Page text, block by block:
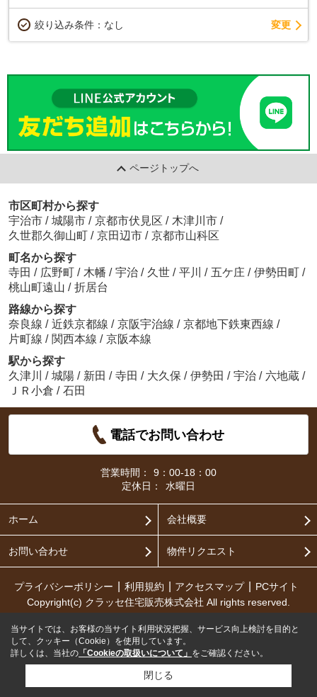
絞り込み条件： なし 変更
ページトップへ
市区町村から探す
宇治市 / 城陽市 / 京都市伏見区 / 木津川市 /
久世郡久御山町 / 京田辺市 / 京都市山科区
町名から探す
寺田 / 広野町 / 木幡 / 宇治 / 久世 / 平川 / 五ケ庄 / 伊勢田町 /
桃山町遠山 / 折居台
路線から探す
奈良線 / 近鉄京都線 / 京阪宇治線 / 京都地下鉄東西線 /
片町線 / 関西本線 / 京阪本線
駅から探す
久津川
/ 城陽 / 新田 / 寺田 / 大久保 / 伊勢田 / 宇治 / 六地蔵 /
ＪＲ小倉 / 石田
電話でお問い合わせ
営業時間：
9：00-18：00
定休日：
水曜日
ホーム 会社概要
お問い合わせ 物件リクエスト
プライバシーポリシー 利用規約 アクセスマップ
PCサイト
Copyright(c) クラッセ住宅販売株式会社 All rights reserved.
当サイトでは、お客様の当サイト利用状況把握、サービス向上検討を目的と
して、クッキー（Cookie）を使用しています。
詳しくは、当社の 「Cookieの取扱いについて」 をご確認ください。
閉じる